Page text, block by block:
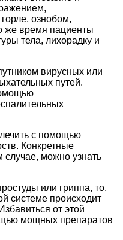
ознобом,
же время пациенты
тела, лихорадку и
вирусных или
путей.
с помощью
Конкретные
случае, можно узнать
или гриппа, то,
системе происходит
от этой
мощных препаратов